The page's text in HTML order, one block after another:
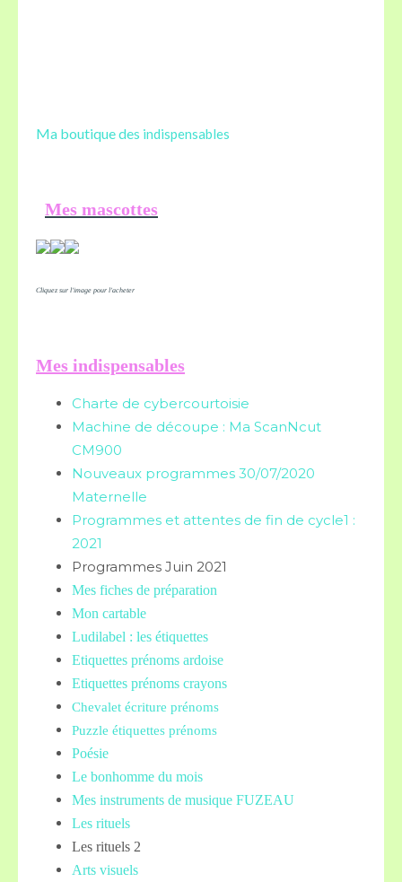
Ma boutique des indispensables
Mes mascottes
Cliquez sur l'image pour l'acheter
Mes indispensables
Charte de cybercourtoisie
Machine de découpe : Ma ScanNcut
CM900
Nouveaux programmes 30/07/2020
Maternelle
Programmes et attentes de fin de cycle1 :
2021
Programmes Juin 2021
Mes fiches de préparation
Mon cartable
Ludilabel : les étiquettes
Etiquettes prénoms ardoise
Etiquettes prénoms crayons
Chevalet écriture prénoms
Puzzle étiquettes prénoms
Poésie
Le bonhomme du mois
Mes instruments de musique FUZEAU
Les rituels
Les rituels 2
Arts visuels